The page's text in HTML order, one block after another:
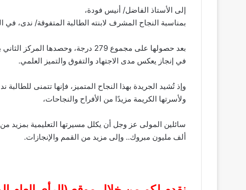
إلى الأستاذ الفاضل/ أنيس فودة،
بمناسبة النجاح المشرف لابنته الطالبة المتفوقة/ ندى، في
بعد حصولها على مجموع 279 درجة، وحصدها المركز الثاني بمدرسة الحسين التابعة لإدارة بيلا التعليمية،
في إنجاز يعكس مدى الاجتهاد والتفوق والتميز العلمي.
وإذ تُشيد الجريدة بهذا النجاح المتميز، فإنها تتمنى للطالبة
ولأسرتها الكريمة مزيدًا من الأفراح والنجاحات،
سائلين المولى عز وجل أن يكلل مسيرتها التعليمية بمزيد من
ألف مليون مبروك.. وإلى مزيد من القمم والإنجازات.